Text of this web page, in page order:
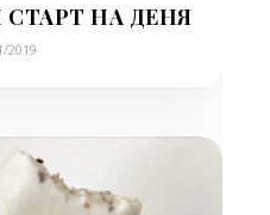
НА ДЕНЯ
2019